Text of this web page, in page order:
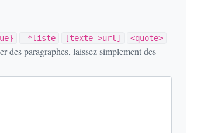
-*liste [texte->url]
<quote>
des paragraphes, laissez simplement des